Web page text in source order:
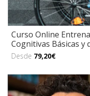
Curso Online
Cognitivas Básicas y
Desde 79,20€